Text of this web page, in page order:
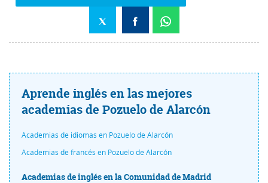
Aprende inglés en las mejores
academias de Pozuelo de Alarcón
Academias de idiomas en Pozuelo de Alarcón
Academias de francés en Pozuelo de Alarcón
Academias de inglés en la Comunidad de Madrid